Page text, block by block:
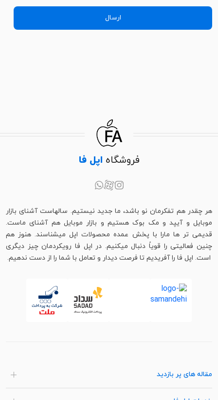
فروشگاه اپل فا
هر چقدر هم تفکرمان نو باشد، ما جدید نیستیم. سالهاست آشنای بازار
موبایل و آیپد و مک بوک هستیم و بازار موبایل هم آشنای ماست.
قدیمی تر ها مارا با پخش عمده محصولات اپل میشناسند. هنوز هم
چنین فعالیتی را قویاً دنبال میکنیم. در اپل فا رویکردمان چیز دیگری
است. اپل فا را آفریدیم تا فرصت دیدار و تعامل با شما را از دست ندهیم.
مقاله های پر بازدید